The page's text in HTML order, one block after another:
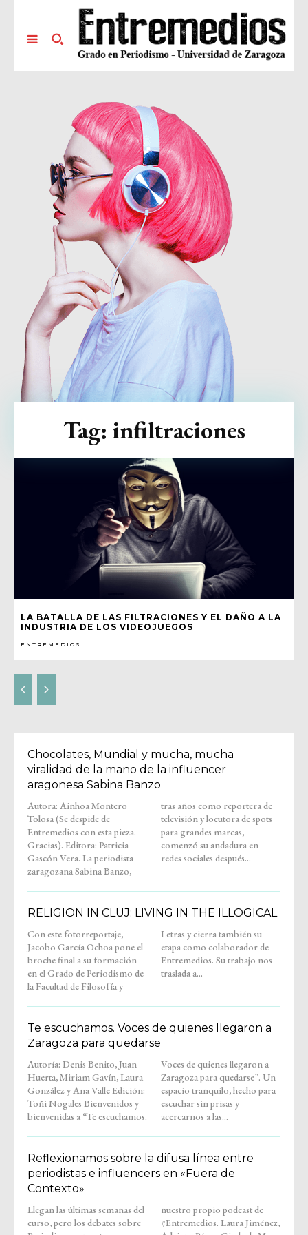
LA BATALLA DE LAS FILTRACIONES Y EL DAÑO A LA
INDUSTRIA DE LOS VIDEOJUEGOS
ENTREMEDIOS
Tag: infiltraciones
Chocolates, Mundial y mucha, mucha
viralidad de la mano de la influencer
aragonesa Sabina Banzo
Autora: Ainhoa Montero
Tolosa (Se despide de
Entremedios con esta pieza.
Gracias). Editora: Patricia
Gascón Vera. La periodista
zaragozana Sabina Banzo,
tras años como reportera de
televisión y locutora de spots
para grandes marcas,
comenzó su andadura en
redes sociales después...
RELIGION IN CLUJ: LIVING IN THE ILLOGICAL
Con este fotorreportaje,
Jacobo García Ochoa pone el
broche final a su formación
en el Grado de Periodismo de
la Facultad de Filosofía y
Letras y cierra también su
etapa como colaborador de
Entremedios. Su trabajo nos
traslada a...
Te escuchamos. Voces de quienes llegaron a
Zaragoza para quedarse
Autoría: Denis Benito, Juan
Huerta, Miriam Gavín, Laura
González y Ana Valle Edición:
Toñi Nogales Bienvenidos y
bienvenidas a “Te escuchamos.
Voces de quienes llegaron a
Zaragoza para quedarse”. Un
espacio tranquilo, hecho para
escuchar sin prisas y
acercarnos a las...
Reflexionamos sobre la difusa línea entre
periodistas e influencers en «Fuera de
Contexto»
Llegan las últimas semanas del
curso, pero los debates sobre
nuestro propio podcast de
#Entremedios. Laura Jiménez,